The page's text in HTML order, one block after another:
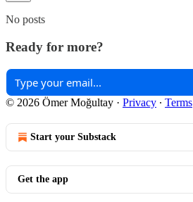
No posts
Ready for more?
© 2026 Ömer Moğultay · Privacy ∙ Terms
Start your Substack
Get the app